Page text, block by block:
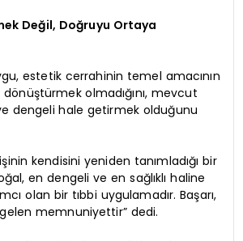
Değil, Doğruyu Ortaya
estetik cerrahinin temel amacının
olmadığını, mevcut
dengeli hale getirmek olduğunu
kendisini yeniden tanımladığı bir
en dengeli ve en sağlıklı haline
olan bir tıbbi uygulamadır. Başarı,
memnuniyettir” dedi.